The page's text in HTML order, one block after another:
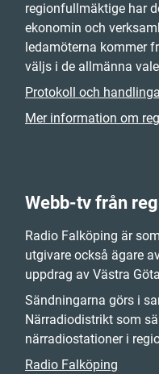
regionfullmäktige har
ekonomin och
ledamöterna kommer
väljs i de allmänna
Protokoll och
Mer information om
Webb-tv från
Radio Falköping är
utgivare också ägare
uppdrag av Västra
Sändningarna görs i
Närradiodistrikt som
närradiostationer i
Radio Falköping